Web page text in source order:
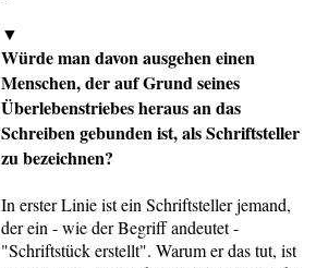
▼
Würde man davon ausgehen einen
Menschen, der auf Grund seines
Überlebenstriebes heraus an das
Schreiben gebunden ist, als Schriftsteller
zu bezeichnen?
In erster Linie ist ein Schriftsteller jemand,
der ein - wie der Begriff andeutet -
"Schriftstück erstellt". Warum er das tut, ist